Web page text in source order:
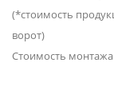
(*стоимость
ворот)
Стоимость монтажа